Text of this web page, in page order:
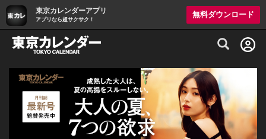
東京カレンダーアプリ
アプリなら超サクサク！
無料ダウンロード
グルメ情報・プレミアムレストラン予約